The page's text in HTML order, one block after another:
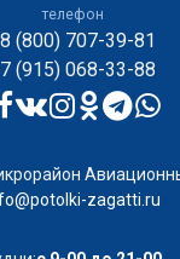
телефон
8 (800) 707-39-81
(915) 068-33-88
zagatti.ru